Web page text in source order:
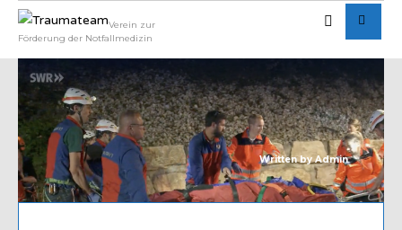
Verein zur
Förderung der Notfallmedizin
Written byAdmin